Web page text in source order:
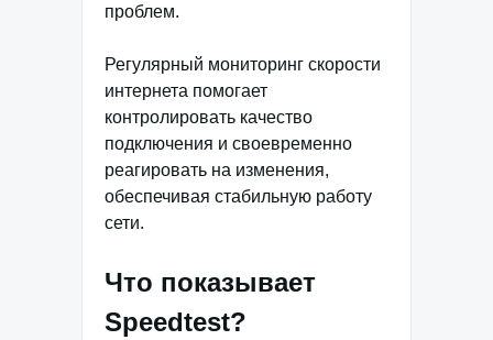
проблем.
Регулярный мониторинг скорости
интернета помогает
контролировать качество
подключения и своевременно
реагировать на изменения,
обеспечивая стабильную работу
сети.
Что показывает
Speedtest?